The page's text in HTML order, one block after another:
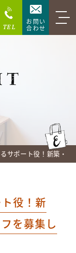
TEL
お問い
合わせ
サポート役！新築・
役！新
を募集し